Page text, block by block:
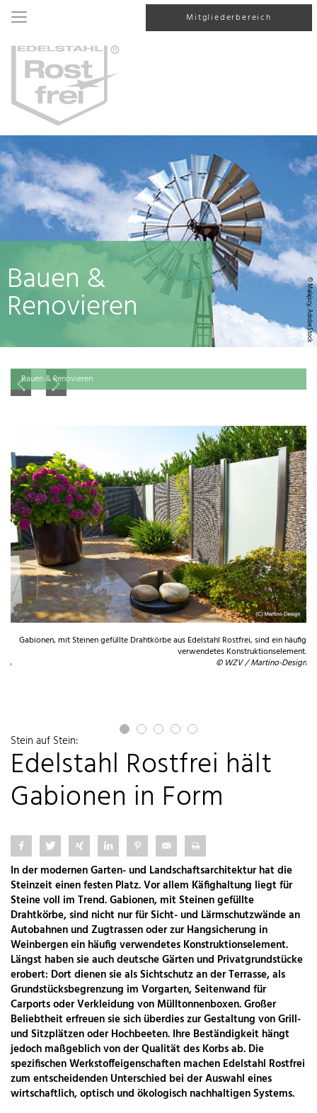
Mitgliederbereich
© Malajscy, AdobeStock
Bauen &
Renovieren
Bauen & Renovieren
Gabionen, mit Steinen gefüllte Drahtkörbe aus Edelstahl Rostfrei, sind ein häufig
verwendetes Konstruktionselement.
© WZV / Martino-Design
Stein auf Stein:
Edelstahl Rostfrei hält
Gabionen in Form
In der modernen Garten- und Landschaftsarchitektur hat die
Steinzeit einen festen Platz. Vor allem Käfighaltung liegt für
Steine voll im Trend. Gabionen, mit Steinen gefüllte
Drahtkörbe, sind nicht nur für Sicht- und Lärmschutzwände an
Autobahnen und Zugtrassen oder zur Hangsicherung in
Weinbergen ein häufig verwendetes Konstruktionselement.
Längst haben sie auch deutsche Gärten und Privatgrundstücke
erobert: Dort dienen sie als Sichtschutz an der Terrasse, als
Grundstücksbegrenzung im Vorgarten, Seitenwand für
Carports oder Verkleidung von Mülltonnenboxen. Großer
Beliebtheit erfreuen sie sich überdies zur Gestaltung von Grill-
und Sitzplätzen oder Hochbeeten. Ihre Beständigkeit hängt
jedoch maßgeblich von der Qualität des Korbs ab. Die
spezifischen Werkstoffeigenschaften machen Edelstahl Rostfrei
zum entscheidenden Unterschied bei der Auswahl eines
wirtschaftlich, optisch und ökologisch nachhaltigen Systems.